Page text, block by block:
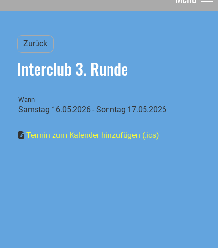
Zurück
Interclub 3. Runde
Wann
Samstag 16.05.2026 - Sonntag 17.05.2026
Termin zum Kalender hinzufügen (.ics)